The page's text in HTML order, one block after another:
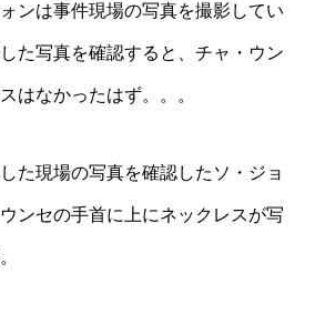
ンは事件現場の写真を撮影してい
た写真を確認すると、チャ・ウン
はなかったはず。。。
た現場の写真を確認したソ・ジョ
ンセの手首に上にネックレスが写